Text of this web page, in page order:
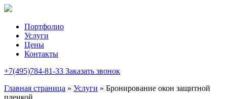
Портфолио
Услуги
Цены
Контакты
+7(495)784-81-33 Заказать звонок
Главная страница » Услуги » Бронирование окон защитной
пленкой